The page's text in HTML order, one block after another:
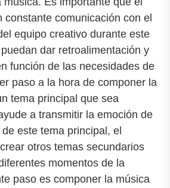
constante comunicación con el
equipo creativo durante este
dar retroalimentación y
función de las necesidades de
paso a la hora de componer la
tema principal que sea
a transmitir la emoción de
este tema principal, el
otros temas secundarios
momentos de la
paso es componer la música